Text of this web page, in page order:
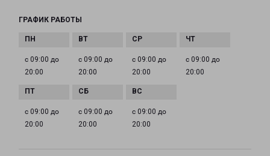
ГРАФИК РАБОТЫ
с 09:00 до
20:00
с 09:00 до
20:00
с 09:00 до
20:00
с 09:00 до
20:00
с 09:00 до
20:00
с 09:00 до
20:00
с 09:00 до
20:00